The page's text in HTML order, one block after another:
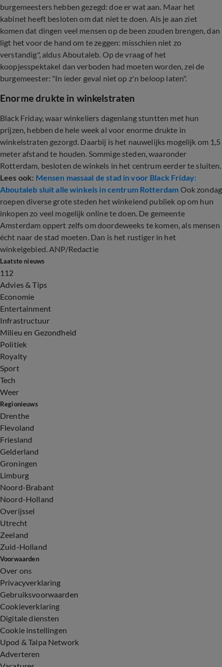
burgemeesters hebben gezegd: doe er wat aan. Maar het
kabinet heeft besloten om dat niet te doen. Als je aan ziet
komen dat dingen veel mensen op de been zouden brengen, dan
ligt het voor de hand om te zeggen: misschien niet zo
verstandig", aldus Aboutaleb. Op de vraag of het
koopjesspektakel dan verboden had moeten worden, zei de
burgemeester: "In ieder geval niet op z'n beloop laten".
Enorme drukte in winkelstraten
Black Friday, waar winkeliers dagenlang stuntten met hun
prijzen, hebben de hele week al voor enorme drukte in
winkelstraten gezorgd. Daarbij is het nauwelijks mogelijk om 1,5
meter afstand te houden. Sommige steden, waaronder
Rotterdam, besloten de winkels in het centrum eerder te sluiten.
Lees ook: Mensen massaal de stad in voor Black Friday:
Aboutaleb sluit alle winkels in centrum Rotterdam Ook zondag
roepen diverse grote steden het winkelend publiek op om hun
inkopen zo veel mogelijk online te doen. De gemeente
Amsterdam oppert zelfs om doordeweeks te komen, als mensen
écht naar de stad moeten. Dan is het rustiger in het
winkelgebied. ANP/Redactie
Laatste nieuws
112
Advies & Tips
Economie
Entertainment
Infrastructuur
Milieu en Gezondheid
Politiek
Royalty
Sport
Tech
Weer
Regionieuws
Drenthe
Flevoland
Friesland
Gelderland
Groningen
Limburg
Noord-Brabant
Noord-Holland
Overijssel
Utrecht
Zeeland
Zuid-Holland
Voorwaarden
Over ons
Privacyverklaring
Gebruiksvoorwaarden
Cookieverklaring
Digitale diensten
Cookie instellingen
Upod & Talpa Network
Adverteren